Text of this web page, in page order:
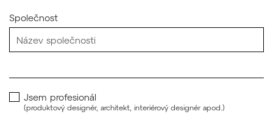
Společnost
Jsem profesionál
(produktový designér, architekt, interiérový designér apod.)